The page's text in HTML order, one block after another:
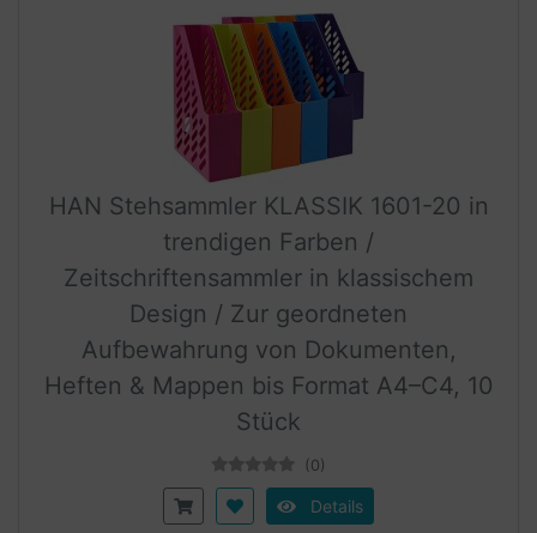
HAN Stehsammler KLASSIK 1601-20 in
trendigen Farben /
Zeitschriftensammler in klassischem
Design / Zur geordneten
Aufbewahrung von Dokumenten,
Heften & Mappen bis Format A4–C4, 10
Stück
(0)
Details